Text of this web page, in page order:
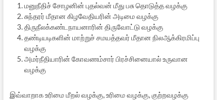
மனுநீதிச் சோழனின் புதல்வன் மீது பசு தொடுத்த வழக்கு
சுந்தரர் மீதான கிழவேதியரின் அடிமை வழக்கு
திருநீலக்கண்டநாயனாரின் திருவோட்டு வழக்கு
தண்டியடிகளின் மாற்றுச் சமயத்தவர் மீதான நிலஆக்கிரமிப்பு
வழக்கு
அமர்நீதியாரின் கோவணம்சார் பிரச்சினையால் உருவான
வழக்கு
இவ்வாறாக உரிமை மீறல் வழக்கு, உரிமை வழக்கு, குற்றவழக்கு